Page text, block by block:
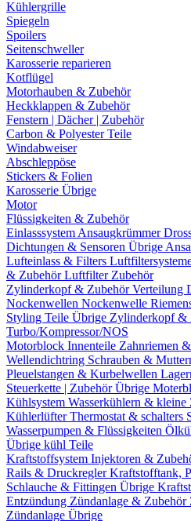
Kühlergrille
Spiegeln
Spoilers
Seitenschweller
Karosserie reparieren
Kotflügel
Motorhauben & Zubehör
Heckklappen & Zubehör
Fenstern | Dächer | Zubehör
Carbon & Polyester Teile
Windabweiser
Abschleppöse
Stickers & Folien
Karosserie Übrige
Motor
Flüssigkeiten & Zubehör
Einlasssystem Ansaugkrümmer
Dichtungen & Sensoren Übrige
Lufteinlass & Filters
& ZubehörLuftfilter Zubehör
Zylinderkopf & ZubehörVerteilung
Nockenwellen Nockenwelle
Styling Teile Übrige Zylinderkopf &
Turbo/Kompressor/NOS
Motorblock Innenteile Zahnriemen
Wellendichtring Schrauben &
Pleuelstangen & Kurbelwellen
Steuerkette | ZubehörÜbrige
Kühlsystem Wasserkühlern & kleine
KühlerlüfterThermostat & schalters
Wasserpumpen & Flüssigkeiten
Übrige kühl Teile
Kraftstoffsystem Injektoren &
Rails & DruckreglerKraftstofftank,
Schlauche & Fittingen Übrige
Entzündung Zündanlage & Zubehör
Zündanlage Übrige